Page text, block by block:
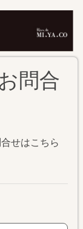
問合
せはこちら